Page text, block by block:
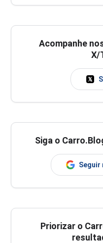
Acompanhe
X/
Siga o
Seguir
Priorizar o